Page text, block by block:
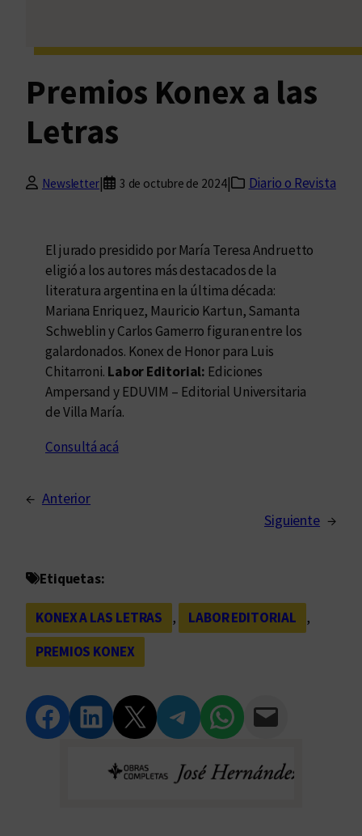
Premios Konex a las
Letras
Newsletter| 3 de octubre de 2024| Diario o Revista
El jurado presidido por María Teresa Andruetto
eligió a los autores más destacados de la
literatura argentina en la última década:
Mariana Enriquez, Mauricio Kartun, Samanta
Schweblin y Carlos Gamerro figuran entre los
galardonados. Konex de Honor para Luis
Chitarroni. Labor Editorial: Ediciones
Ampersand y EDUVIM – Editorial Universitaria
de Villa María.
Consultá acá
← Anterior
Siguiente →
Etiquetas:
KONEX A LAS LETRAS , LABOR EDITORIAL
,
PREMIOS KONEX
Compartir en Facebook Compartir en LinkedIn Compartir en Twitter Compartir en Telegram Compartir en WhatsApp Compartir vía Email